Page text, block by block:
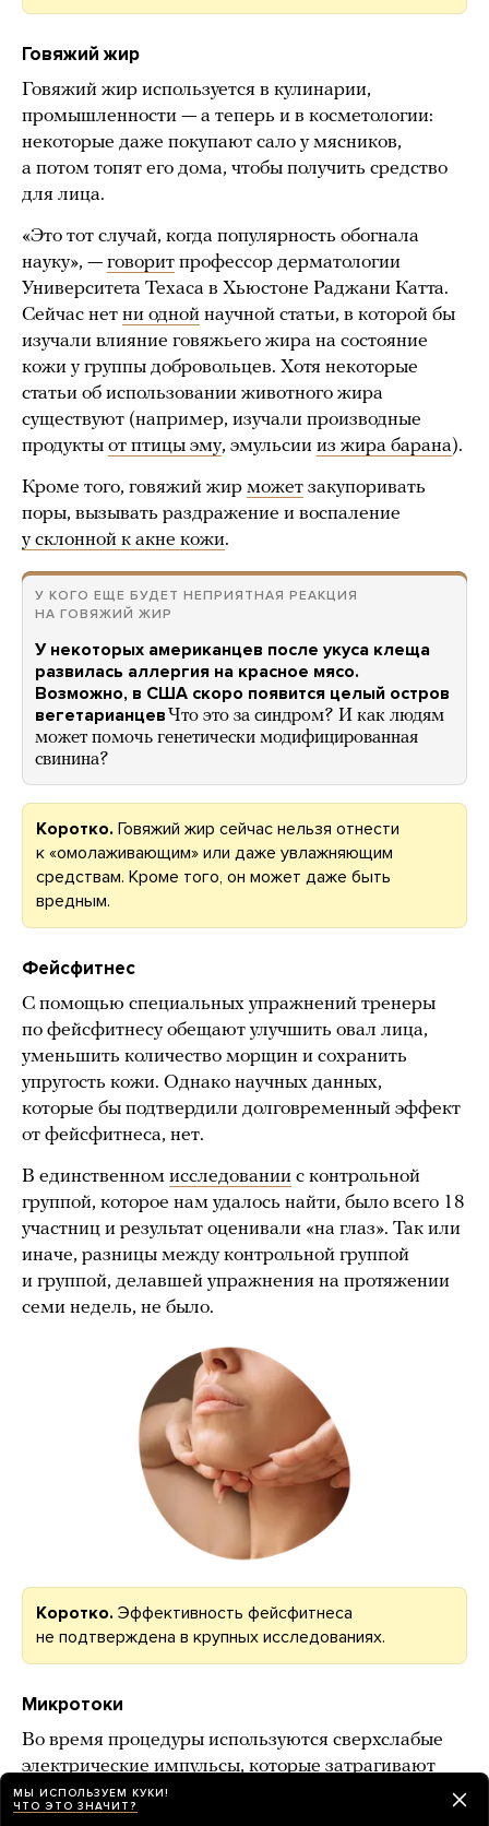
Говяжий жир
Говяжий жир используется в кулинарии,
промышленности — а теперь и в косметологии:
некоторые даже покупают сало у мясников,
а потом топят его дома, чтобы получить средство
для лица.
«Это тот случай, когда популярность обогнала
науку», — говорит профессор дерматологии
Университета Техаса в Хьюстоне Раджани Катта.
Сейчас нет ни одной научной статьи, в которой бы
изучали влияние говяжьего жира на состояние
кожи у группы добровольцев. Хотя некоторые
статьи об использовании животного жира
существуют (например, изучали производные
продукты от птицы эму, эмульсии из жира барана).
Кроме того, говяжий жир может закупоривать
поры, вызывать раздражение и воспаление
у склонной к акне кожи.
У КОГО ЕЩЕ БУДЕТ НЕПРИЯТНАЯ РЕАКЦИЯ
НА ГОВЯЖИЙ ЖИР
У некоторых американцев после укуса клеща
развилась аллергия на красное мясо.
Возможно, в США скоро появится целый остров
вегетарианцев Что это за синдром? И как людям
может помочь генетически модифицированная
свинина?
Коротко. Говяжий жир сейчас нельзя отнести
к «омолаживающим» или даже увлажняющим
средствам. Кроме того, он может даже быть
вредным.
Фейсфитнес
С помощью специальных упражнений тренеры
по фейсфитнесу обещают улучшить овал лица,
уменьшить количество морщин и сохранить
упругость кожи. Однако научных данных,
которые бы подтвердили долговременный эффект
от фейсфитнеса, нет.
В единственном исследовании с контрольной
группой, которое нам удалось найти, было всего 18
участниц и результат оценивали «на глаз». Так или
иначе, разницы между контрольной группой
и группой, делавшей упражнения на протяжении
семи недель, не было.
Коротко. Эффективность фейсфитнеса
не подтверждена в крупных исследованиях.
Микротоки
Во время процедуры используются сверхслабые
электрические импульсы, которые затрагивают
кожу, подкожные ткани и мышцы лица. Сейчас
микротоки используют не только в салонах,
МЫ ИСПОЛЬЗУЕМ КУКИ!
ЧТО ЭТО ЗНАЧИТ?